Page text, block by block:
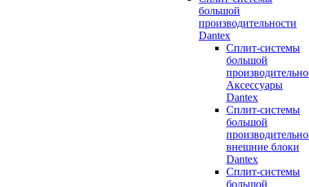
большой
производительности
Dantex
Сплит-системы
большой
Аксессуары
Dantex
Сплит-системы
большой
внешние блоки
Dantex
Сплит-системы
большой